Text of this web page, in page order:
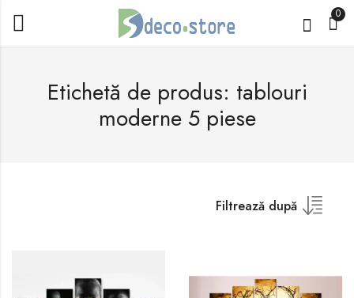
0
Etichetă de produs: tablouri
moderne 5 piese
Filtrează după